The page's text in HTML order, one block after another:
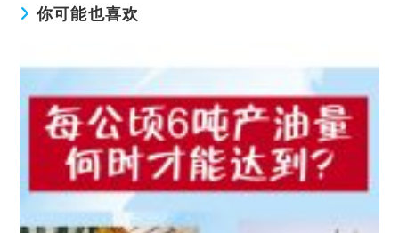
你可能也喜欢